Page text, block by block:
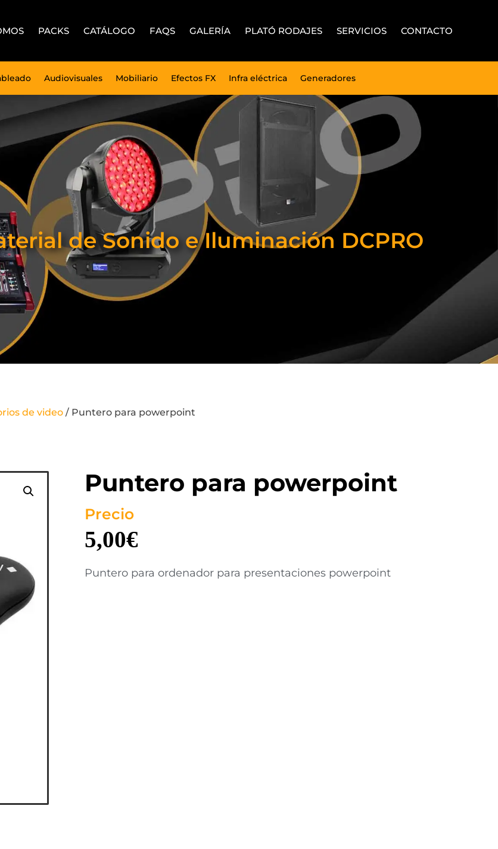
PACKS CATÁLOGO FAQS GALERÍA PLATÓ RODAJES SERVICIOS CONTACTO
Audiovisuales Mobiliario Efectos FX Infra eléctrica Generadores
de Sonido e Iluminación DCPRO
de video / Puntero para powerpoint
Puntero para powerpoint
Precio
5,00€
Puntero para ordenador para presentaciones powerpoint